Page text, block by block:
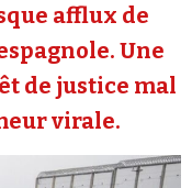
afflux de
Une
de justice mal
virale.